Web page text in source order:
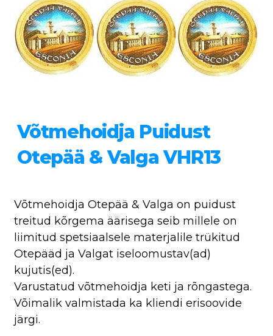
Võtmehoidja Puidust
Otepää & Valga VHR13
Võtmehoidja Otepää & Valga on puidust
treitud kõrgema äärisega seib millele on
liimitud spetsiaalsele materjalile trükitud
Otepääd ja Valgat iseloomustav(ad)
kujutis(ed).
Varustatud võtmehoidja keti ja rõngastega.
Võimalik valmistada ka kliendi erisoovide
järgi.